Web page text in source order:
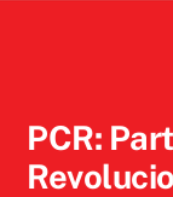
PCR: